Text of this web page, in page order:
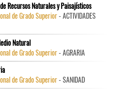
Recursos Naturales y Paisajísticos
de Grado Superior- ACTIVIDADES
Natural
de Grado Superior- AGRARIA
de Grado Superior- SANIDAD